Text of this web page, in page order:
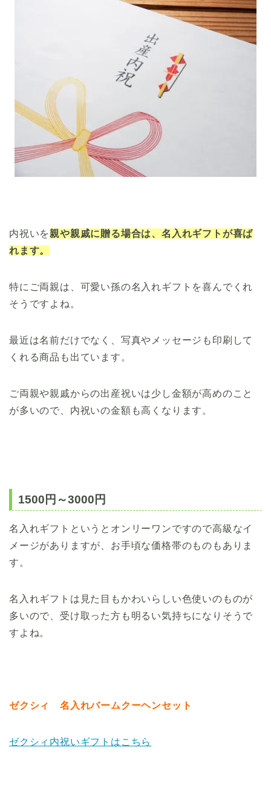
内祝いを親や親戚に贈る場合は、名入れギフトが喜ば
れます。
特にご両親は、可愛い孫の名入れギフトを喜んでくれ
そうですよね。
最近は名前だけでなく、写真やメッセージも印刷して
くれる商品も出ています。
ご両親や親戚からの出産祝いは少し金額が高めのこと
が多いので、内祝いの金額も高くなります。
1500円～3000円
名入れギフトというとオンリーワンですので高級なイ
メージがありますが、お手頃な価格帯のものもありま
す。
名入れギフトは見た目もかわいらしい色使いのものが
多いので、受け取った方も明るい気持ちになりそうで
すよね。
ゼクシィ 名入れバームクーヘンセット
ゼクシィ内祝いギフトはこちら